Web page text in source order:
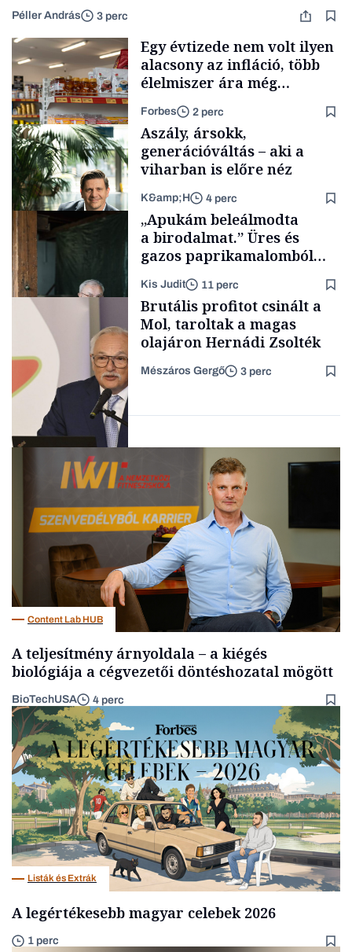
Péller András 3 perc
Makro
Egy évtizede nem volt ilyen
alacsony az infláció, több
élelmiszer ára még
rohamosan csökken is
Forbes 2 perc
TÁMOGATÓI
TARTALOM
Aszály, ársokk,
generációváltás – aki a
viharban is előre néz
K&amp;H 4 perc
Családi
vállalkozások
„Apukám beleálmodta
a birodalmat.” Üres és
gazos paprikamalomból
lett az igazi családi
fűszersztori
Kis Judit 11 perc
Befektetés
Brutális profitot csinált a
Mol, taroltak a magas
olajáron Hernádi Zsolték
Mészáros Gergő 3 perc
Content Lab HUB
A teljesítmény árnyoldala – a kiégés
biológiája a cégvezetői döntéshozatal mögött
BioTechUSA 4 perc
Listák és Extrák
A legértékesebb magyar celebek 2026
1 perc